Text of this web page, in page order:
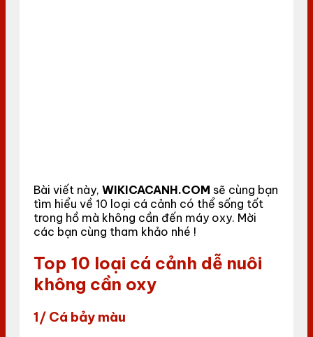
Bài viết này, WIKICACANH.COM sẽ cùng bạn
tìm hiểu về 10 loại cá cảnh có thể sống tốt
trong hồ mà không cần đến máy oxy. Mời
các bạn cùng tham khảo nhé !
Top 10 loại cá cảnh dễ nuôi
không cần oxy
1/ Cá bảy màu